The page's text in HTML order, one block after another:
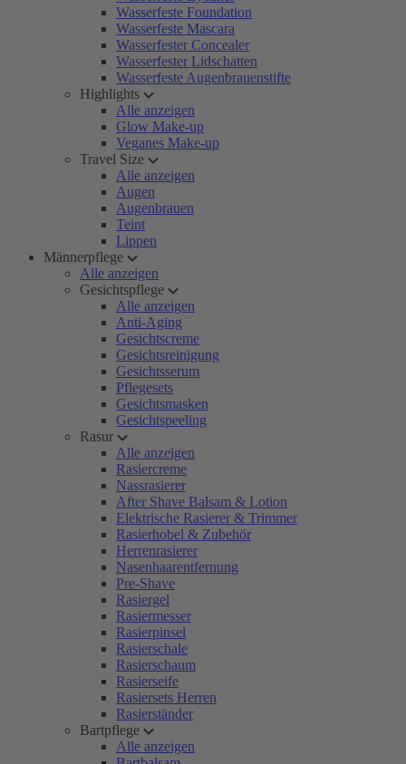
Wasserfeste Foundation
Wasserfeste Mascara
Wasserfester Concealer
Wasserfester Lidschatten
Wasserfeste Augenbrauenstifte
Highlights
Alle anzeigen
Glow Make-up
Veganes Make-up
Travel Size
Alle anzeigen
Augen
Augenbrauen
Teint
Lippen
Männerpflege
Alle anzeigen
Gesichtspflege
Alle anzeigen
Anti-Aging
Gesichtscreme
Gesichtsreinigung
Gesichtsserum
Pflegesets
Gesichtsmasken
Gesichtspeeling
Rasur
Alle anzeigen
Rasiercreme
Nassrasierer
After Shave Balsam & Lotion
Elektrische Rasierer & Trimmer
Rasierhobel & Zubehör
Herrenrasierer
Nasenhaarentfernung
Pre-Shave
Rasiergel
Rasiermesser
Rasierpinsel
Rasierschale
Rasierschaum
Rasierseife
Rasiersets Herren
Rasierständer
Bartpflege
Alle anzeigen